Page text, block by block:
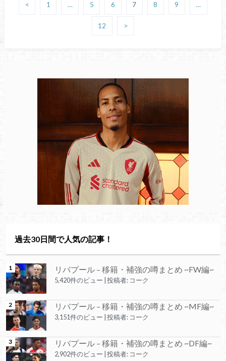
< 1 … 5 6 7 8 9 …
12 >
過去30日間で人気の記事！
リバプール – 移籍・補強の噂まとめ ~FW編~
5,420件のビュー 投稿者: コーク
リバプール – 移籍・補強の噂まとめ ~MF編~
3,151件のビュー 投稿者: コーク
リバプール – 移籍・補強の噂まとめ ~DF編~
2,902件のビュー 投稿者: コーク